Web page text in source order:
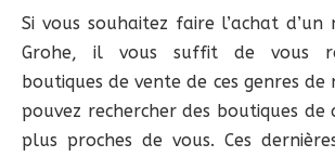
Si vous souhaitez faire l’achat d’un
Grohe, il vous suffit de vous
boutiques de vente de ces genres de
pouvez rechercher des boutiques de
plus proches de vous. Ces